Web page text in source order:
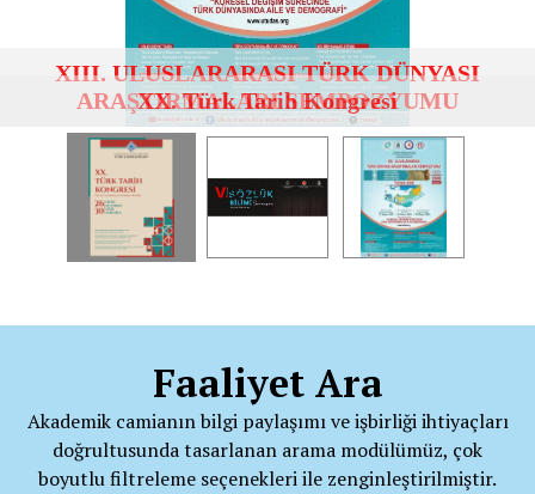
XIII. ULUSLARARASI TÜRK DÜNYASI
ARAŞTIRMALARI SEMPOZYUMU
XX. Türk Tarih Kongresi
Faaliyet Ara
Akademik camianın bilgi paylaşımı ve işbirliği ihtiyaçları
doğrultusunda tasarlanan arama modülümüz, çok
boyutlu filtreleme seçenekleri ile zenginleştirilmiştir.